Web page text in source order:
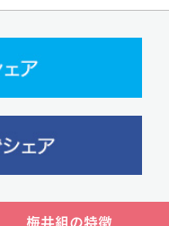
梅井組の特徴